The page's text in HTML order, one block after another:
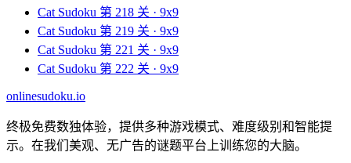
Cat Sudoku 第 218 关 · 9x9
Cat Sudoku 第 219 关 · 9x9
Cat Sudoku 第 221 关 · 9x9
Cat Sudoku 第 222 关 · 9x9
onlinesudoku.io
终极免费数独体验，提供多种游戏模式、难度级别和智能提
示。在我们美观、无广告的谜题平台上训练您的大脑。